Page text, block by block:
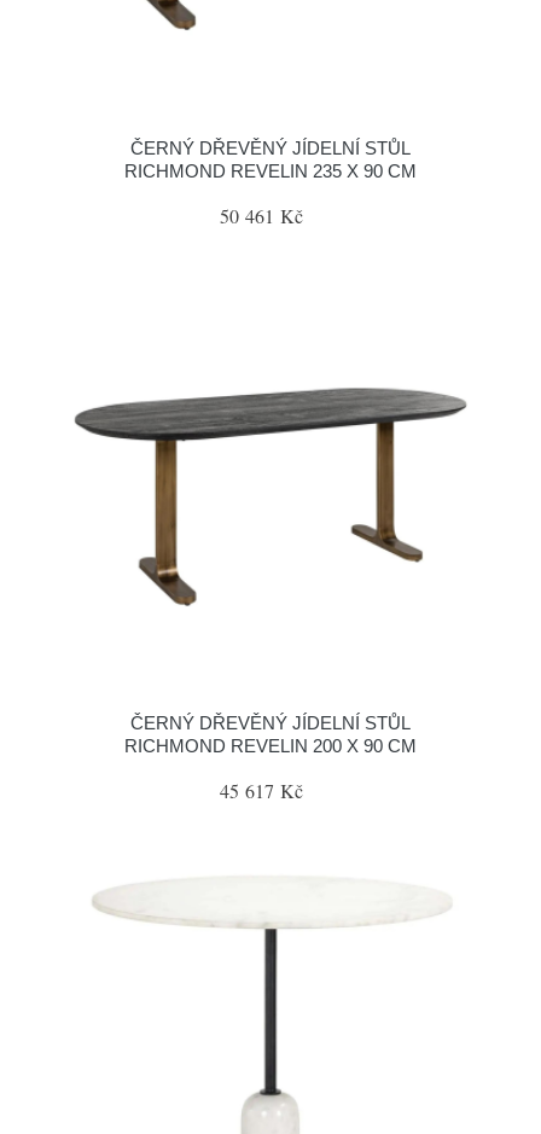
ČERNÝ DŘEVĚNÝ JÍDELNÍ STŮL
RICHMOND REVELIN 235 X 90 CM
50 461 Kč
ČERNÝ DŘEVĚNÝ JÍDELNÍ STŮL
RICHMOND REVELIN 200 X 90 CM
45 617 Kč